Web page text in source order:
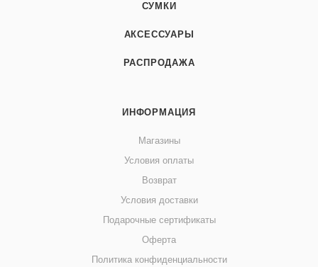
СУМКИ
АКСЕССУАРЫ
РАСПРОДАЖА
ИНФОРМАЦИЯ
Магазины
Условия оплаты
Возврат
Условия доставки
Подарочные сертификаты
Оферта
Политика конфиденциальности